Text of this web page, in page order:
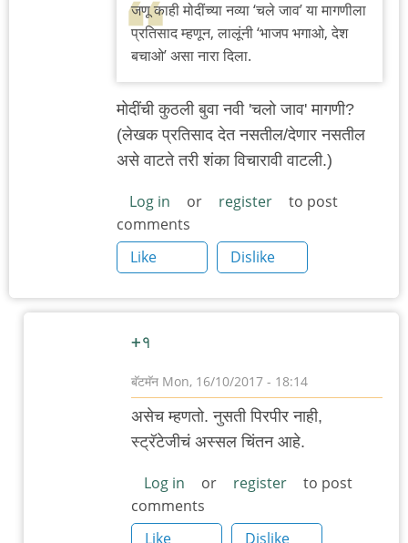
जणू काही मोदींच्या नव्या ‘चले जाव’ या मागणीला
प्रतिसाद म्हणून, लालूंनी ‘भाजप भगाओ, देश
बचाओ’ असा नारा दिला.
मोदींची कुठली बुवा नवी 'चलो जाव' मागणी?
(लेखक प्रतिसाद देत नसतील/देणार नसतील
असे वाटते तरी शंका विचारावी वाटली.)
Log in or register
to post
comments
Like
Dislike
+१
बॅटमॅन Mon, 16/10/2017 - 18:14
In
reply
लेख
ठीक
असेच म्हणतो. नुसती पिरपीर नाही,
स्ट्रॅटेजीचं अस्सल चिंतन आहे.
Log in or register
to post
comments
Like
Dislike